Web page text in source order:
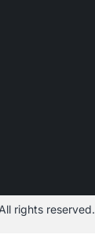
rights reserved.